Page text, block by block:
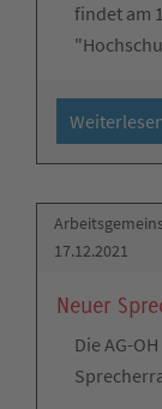
findet am
17.12.2021
Neuer
Die AG-